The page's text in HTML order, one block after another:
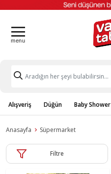
Alışveriş Düğün Baby Shower
Anasayfa Süpermarket
Filtre